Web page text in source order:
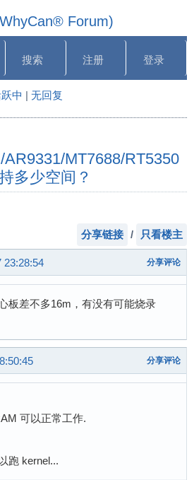
Forum)
搜索 注册 登录
中 | 无回复
MT7688/RT5350
多少空间？
分享链接 / 只看楼主
23:28:54 分享评论
板差不多16m，有没有可能烧录
分享评论
可以正常工作.
跑 kernel...